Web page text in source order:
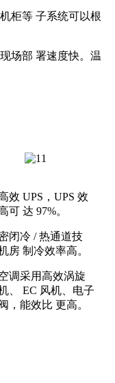
柜等 子系统可以根
场部 署速度快。温
效 UPS，UPS 效
可 达 97%。
闭冷 / 热通道技
房 制冷效率高。
调采用高效涡旋
、 EC 风机、电子
，能效比 更高。